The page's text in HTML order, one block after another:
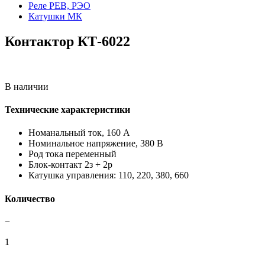
Реле РЕВ, РЭО
Катушки МК
Контактор КТ-6022
В наличии
Технические характеристики
Номанальный ток, 160 А
Номинальное напряжение, 380 В
Род тока переменный
Блок-контакт 2з + 2р
Катушка управления: 110, 220, 380, 660
Количество
−
1